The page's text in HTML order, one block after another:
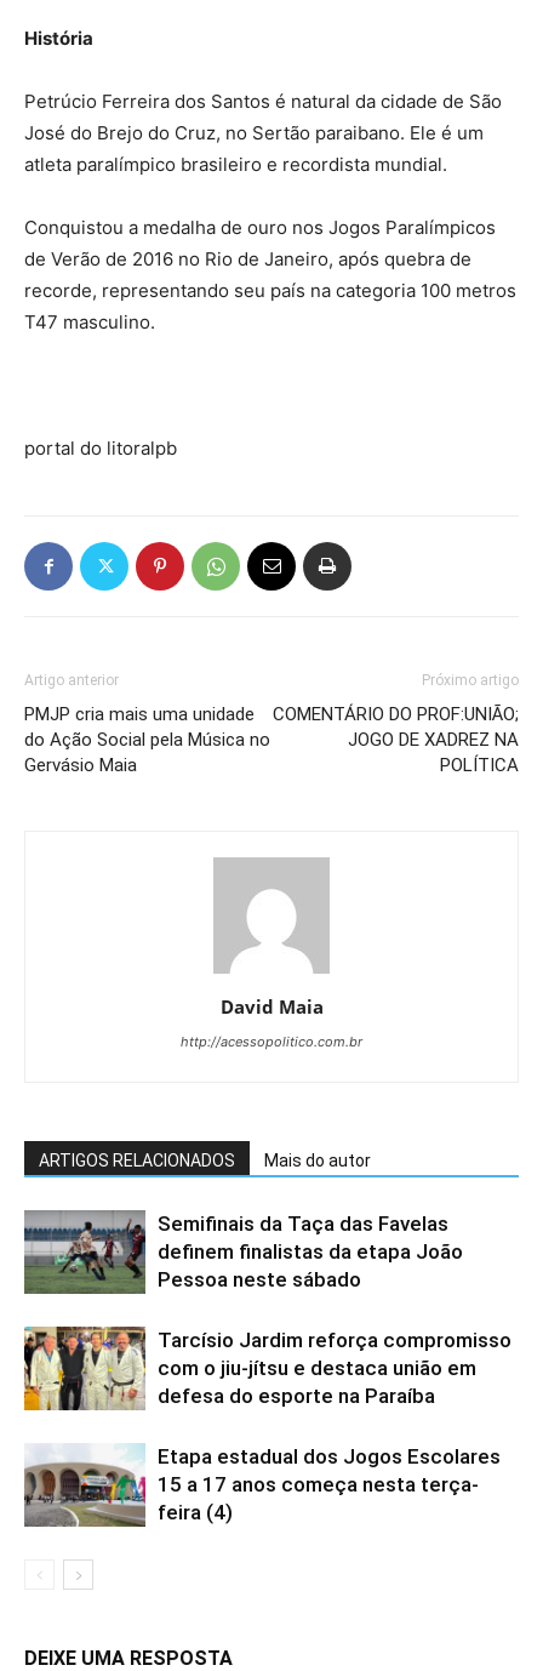
História
Petrúcio Ferreira dos Santos é natural da cidade de São
José do Brejo do Cruz, no Sertão paraibano. Ele é um
atleta paralímpico brasileiro e recordista mundial.
Conquistou a medalha de ouro nos Jogos Paralímpicos
de Verão de 2016 no Rio de Janeiro, após quebra de
recorde, representando seu país na categoria 100 metros
T47 masculino.
portal do litoralpb
Artigo anterior
PMJP cria mais uma unidade
do Ação Social pela Música no
Gervásio Maia
Próximo artigo
COMENTÁRIO DO PROF:UNIÃO;
JOGO DE XADREZ NA
POLÍTICA
David Maia
http://acessopolitico.com.br
ARTIGOS RELACIONADOS Mais do autor
Semifinais da Taça das Favelas
definem finalistas da etapa João
Pessoa neste sábado
Tarcísio Jardim reforça compromisso
com o jiu-jítsu e destaca união em
defesa do esporte na Paraíba
Etapa estadual dos Jogos Escolares
15 a 17 anos começa nesta terça-
feira (4)
DEIXE UMA RESPOSTA